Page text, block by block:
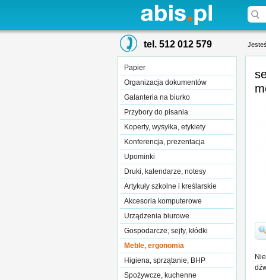
tel. 512 012 579
Papier
Organizacja dokumentów
Galanteria na biurko
Przybory do pisania
Koperty, wysyłka, etykiety
Konferencja, prezentacja
Upominki
Druki, kalendarze, notesy
Artykuły szkolne i kreślarskie
Akcesoria komputerowe
Urządzenia biurowe
Gospodarcze, sejfy, kłódki
Meble, ergonomia
Higiena, sprzątanie, BHP
Spożywcze, kuchenne